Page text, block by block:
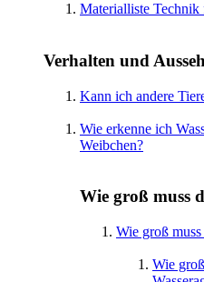
Materialliste Technik
Verhalten und
Kann ich andere
Wie erkenne ich
Weibchen?
Wie groß muss
Wie groß
Wie